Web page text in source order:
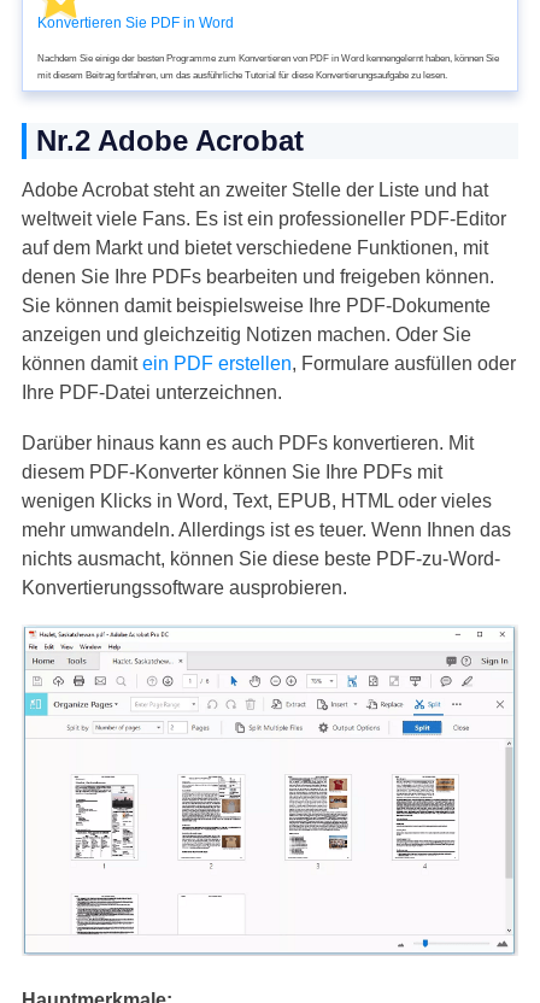
Konvertieren Sie PDF in Word
Nachdem Sie einige der besten Programme zum Konvertieren von PDF in Word kennengelernt haben, können Sie
mit diesem Beitrag fortfahren, um das ausführliche Tutorial für diese Konvertierungsaufgabe zu lesen.
Nr.2 Adobe Acrobat
Adobe Acrobat steht an zweiter Stelle der Liste und hat
weltweit viele Fans. Es ist ein professioneller PDF-Editor
auf dem Markt und bietet verschiedene Funktionen, mit
denen Sie Ihre PDFs bearbeiten und freigeben können.
Sie können damit beispielsweise Ihre PDF-Dokumente
anzeigen und gleichzeitig Notizen machen. Oder Sie
können damitein PDF erstellen, Formulare ausfüllen oder
Ihre PDF-Datei unterzeichnen.
Darüber hinaus kann es auch PDFs konvertieren. Mit
diesem PDF-Konverter können Sie Ihre PDFs mit
wenigen Klicks in Word, Text, EPUB, HTML oder vieles
mehr umwandeln. Allerdings ist es teuer. Wenn Ihnen das
nichts ausmacht, können Sie diese beste PDF-zu-Word-
Konvertierungssoftware ausprobieren.